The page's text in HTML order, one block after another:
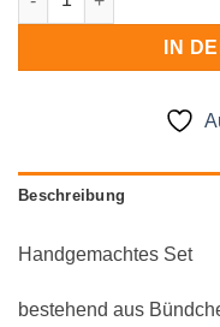
IN
Beschreibung
Handgemachtes Set
bestehend aus